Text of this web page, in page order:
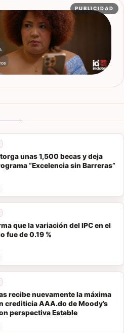
PUBLICIDAD
unas 1,500 becas y deja
“Excelencia sin Barreras”
que la variación del IPC en el
fue de 0.19 %
recibe nuevamente la máxima
crediticia AAA.do de Moody’s
perspectiva Estable